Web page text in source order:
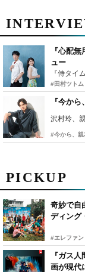
PICKUP
奇妙で自
ディング
#エレファ
『ガス
画が現代
『心配
ュー
#田村ツトム
『今か
沢村玲、
#今から、親